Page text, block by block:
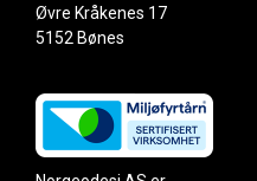
Øvre Kråkenes 17
5152 Bønes